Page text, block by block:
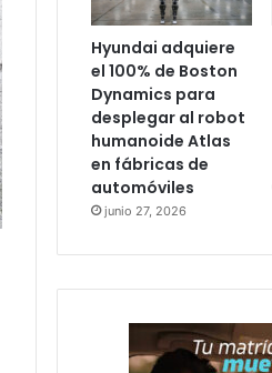
Hyundai adquiere
el 100% de Boston
Dynamics para
desplegar al robot
humanoide Atlas
en fábricas de
automóviles
junio 27, 2026